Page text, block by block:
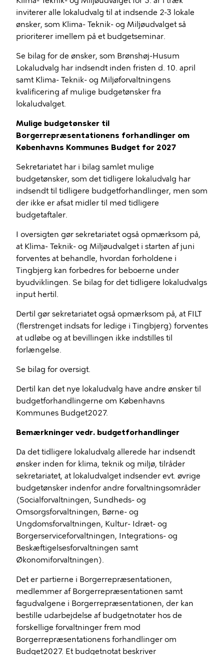
inviterer alle lokaludvalg til at indsende 2-3 lokale
ønsker, som Klima- Teknik- og Miljøudvalget så
prioriterer imellem på et budgetseminar.
Se bilag for de ønsker, som Brønshøj-Husum
Lokaludvalg har indsendt inden fristen d. 10. april
samt Klima- Teknik- og Miljøforvaltningens
kvalificering af mulige budgetønsker fra
lokaludvalget.
Mulige budgetønsker til
Borgerrepræsentationens forhandlinger om
Københavns Kommunes Budget for 2027
Sekretariatet har i bilag samlet mulige
budgetønsker, som det tidligere lokaludvalg har
indsendt til tidligere budgetforhandlinger, men som
der ikke er afsat midler til med tidligere
budgetaftaler.
I oversigten gør sekretariatet også opmærksom på,
at Klima- Teknik- og Miljøudvalget i starten af juni
forventes at behandle, hvordan forholdene i
Tingbjerg kan forbedres for beboerne under
byudviklingen. Se bilag for det tidligere lokaludvalgs
input hertil.
Dertil gør sekretariatet også opmærksom på, at FILT
(flerstrenget indsats for ledige i Tingbjerg) forventes
at udløbe og at bevillingen ikke indstilles til
forlængelse.
Se bilag for oversigt.
Dertil kan det nye lokaludvalg have andre ønsker til
budgetforhandlingerne om Københavns
Kommunes Budget2027.
Bemærkninger vedr. budgetforhandlinger
Da det tidligere lokaludvalg allerede har indsendt
ønsker inden for klima, teknik og miljø, tilråder
sekretariatet, at lokaludvalget indsender evt. øvrige
budgetønsker indenfor andre forvaltningsområder
(Socialforvaltningen, Sundheds- og
Omsorgsforvaltningen, Børne- og
Ungdomsforvaltningen, Kultur- Idræt- og
Borgerserviceforvaltningen, Integrations- og
Beskæftigelsesforvaltningen samt
Økonomiforvaltningen).
Det er partierne i Borgerrepræsentationen,
medlemmer af Borgerrepræsentationen samt
fagudvalgene i Borgerrepræsentationen, der kan
bestille udarbejdelse af budgetnotater hos de
forskellige forvaltninger frem mod
Borgerrepræsentationens forhandlinger om
Budget2027. Et budgetnotat beskriver